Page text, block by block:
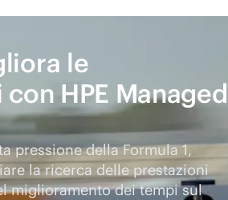
le
HPE Managed
pressione della Formula 1,
la ricerca delle prestazioni
miglioramento dei tempi sul